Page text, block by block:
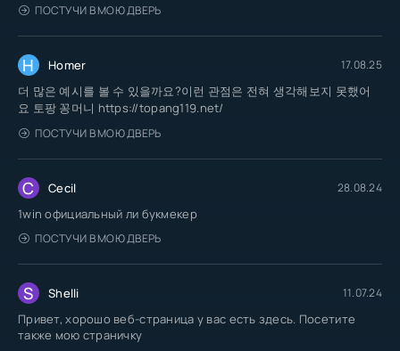
ПОСТУЧИ В МОЮ ДВЕРЬ
H Homer 17.08.25
더 많은 예시를 볼 수 있을까요?이런 관점은 전혀 생각해보지 못했어
요 토팡 꽁머니 https://topang119.net/
ПОСТУЧИ В МОЮ ДВЕРЬ
C Cecil 28.08.24
1win официальный ли букмекер
ПОСТУЧИ В МОЮ ДВЕРЬ
S Shelli 11.07.24
Привет, хорошо веб-страница у вас есть здесь. Посетите
также мою страничку